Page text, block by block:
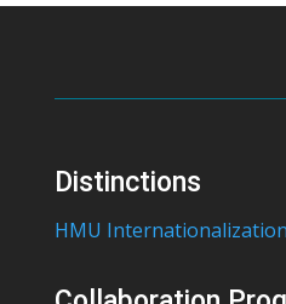
Distinctions
HMU